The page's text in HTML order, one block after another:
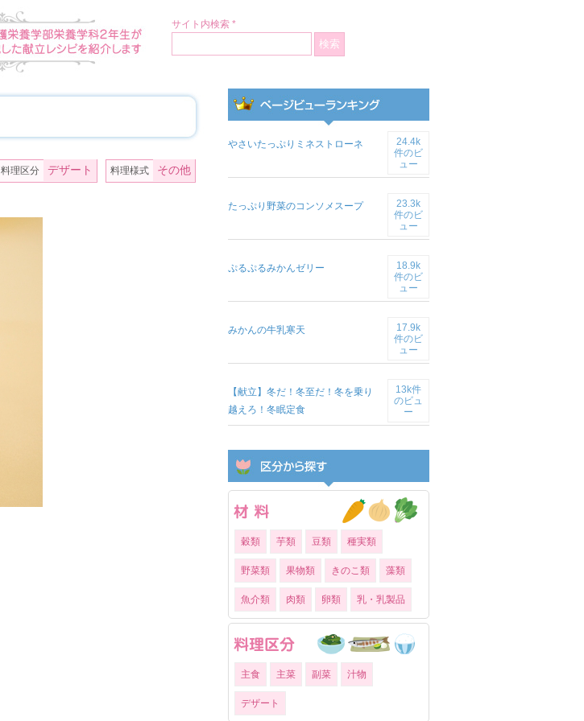
サイト内検索 *
料理区分 デザート 料理様式 その他
やさいたっぷりミネストローネ
24.4k
件のビ
ュー
たっぷり野菜のコンソメスープ
23.3k
件のビ
ュー
ぷるぷるみかんゼリー
18.9k
件のビ
ュー
みかんの牛乳寒天
17.9k
件のビ
ュー
【献立】冬だ！冬至だ！冬を乗り
越えろ！冬眠定食
13k件
のビュ
ー
穀類 芋類 豆類 種実類
野菜類 果物類 きのこ類 藻類
魚介類 肉類 卵類 乳・乳製品
主食 主菜 副菜 汁物
デザート